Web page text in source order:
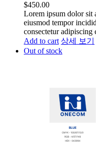
$450.00
Lorem ipsum dolor sit
eiusmod tempor
consectetur adipiscing
Add to cart 상세 보기
Out of stock